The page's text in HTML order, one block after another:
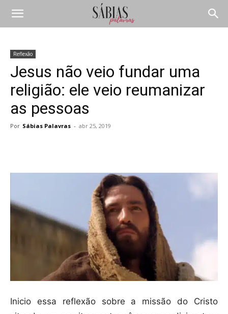
Reflexão
Jesus não veio fundar uma
religião: ele veio reumanizar
as pessoas
Por Sábias Palavras - abr 25, 2019
Inicio essa reflexão sobre a missão do Cristo